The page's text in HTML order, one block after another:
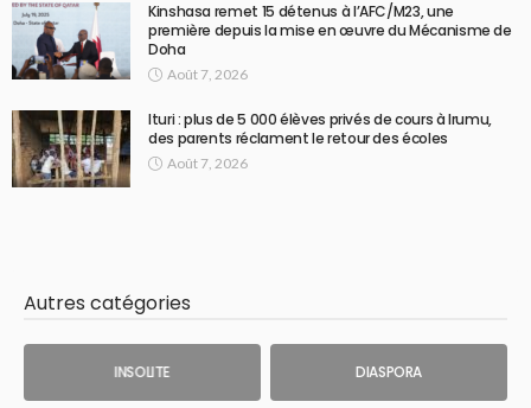
Kinshasa remet 15 détenus à l’AFC/M23, une
première depuis la mise en œuvre du Mécanisme de
Doha
Août 7, 2026
Ituri : plus de 5 000 élèves privés de cours à Irumu,
des parents réclament le retour des écoles
Août 7, 2026
Autres catégories
INSOLITE DIASPORA